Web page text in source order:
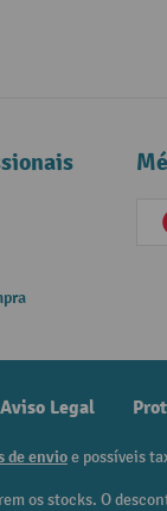
Aviso Legal
de envioe possíveis
os stocks. O